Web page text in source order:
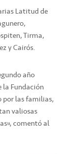
Latitud de
Tirma,
y Cairós.
año
la Fundación
por las familias,
valiosas
comentó al